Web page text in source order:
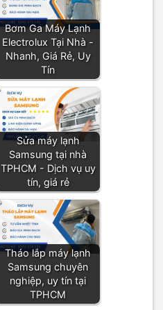
Bơm Ga Máy Lạnh
Electrolux Tại Nhà -
Nhanh, Giá Rẻ, Uy
Tín
Sửa máy lạnh
Samsung tại nhà
TPHCM - Dịch vụ uy
tín, giá rẻ
Tháo lắp máy lạnh
Samsung chuyên
nghiệp, uy tín tại
TPHCM